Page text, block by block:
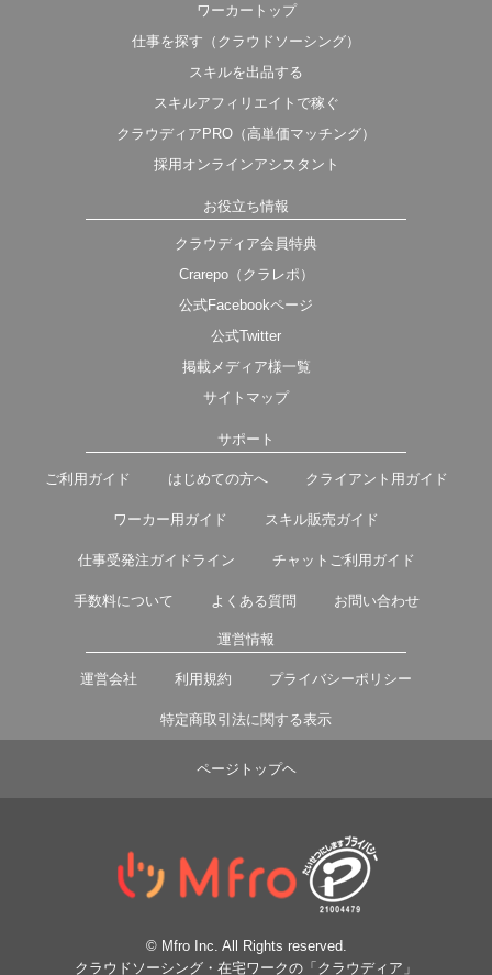
ワーカートップ
仕事を探す（クラウドソーシング）
スキルを出品する
スキルアフィリエイトで稼ぐ
クラウディアPRO（高単価マッチング）
採用オンラインアシスタント
お役立ち情報
クラウディア会員特典
Crarepo（クラレポ）
公式Facebookページ
公式Twitter
掲載メディア様一覧
サイトマップ
サポート
ご利用ガイド はじめての方へ クライアント用ガイド
ワーカー用ガイド スキル販売ガイド
仕事受発注ガイドライン チャットご利用ガイド
手数料について よくある質問 お問い合わせ
運営情報
運営会社 利用規約 プライバシーポリシー
特定商取引法に関する表示
ページトップヘ
© Mfro Inc. All Rights reserved.
クラウドソーシング・在宅ワークの「クラウディア」